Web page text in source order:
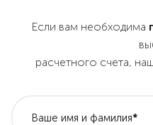
Если вам необходима
расчетного счета,
Ваше имя и фамилия*